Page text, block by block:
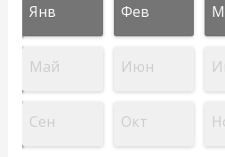
Янв Фев
Май Июн
Сен Окт